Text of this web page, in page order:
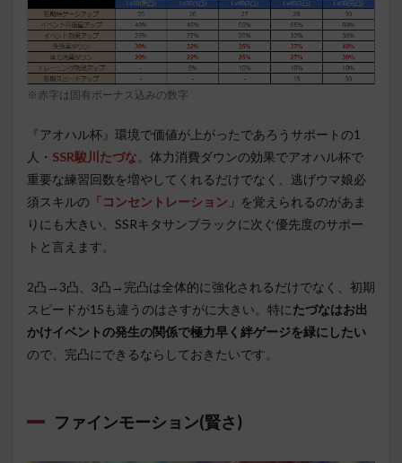
※赤字は固有ボーナス込みの数字
『アオハル杯』環境で価値が上がったであろうサポートの1
人・ SSR駿川たづな。体力消費ダウンの効果でアオハル杯で
重要な練習回数を増やしてくれるだけでなく、逃げウマ娘必
須スキルの 「コンセントレーション」 を覚えられるのがあま
りにも大きい。SSRキタサンブラックに次ぐ優先度のサポー
トと言えます。
2凸→3凸、3凸→完凸は全体的に強化されるだけでなく、初期
スピードが15も違うのはさすがに大きい。特にたづなはお出
かけイベントの発生の関係で極力早く絆ゲージを緑にしたい
ので、完凸にできるならしておきたいです。
ファインモーション(賢さ)